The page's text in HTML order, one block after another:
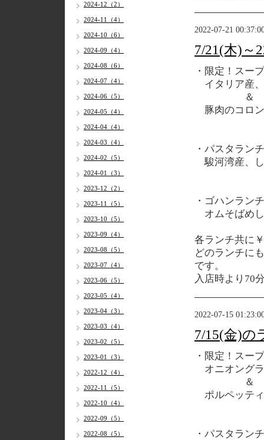
2022-07-21
7/21(木)～
・限定！スー
イタリア産
＆
豚肉のコロ
・パスタランチ
駿河湾産、
・ゴハンランチ
オムそばめし
各ランチ共に
どのランチに
です。
入店時より70
2022-07-15
7/15(金)の
・限定！スー
オニオング
＆
ポルペッテ
・パスタランチ
2024-12（2）
2024-11（4）
2024-10（6）
2024-09（4）
2024-08（6）
2024-07（4）
2024-06（5）
2024-05（4）
2024-04（4）
2024-03（4）
2024-02（5）
2024-01（3）
2023-12（2）
2023-11（5）
2023-10（5）
2023-09（4）
2023-08（5）
2023-07（4）
2023-06（5）
2023-05（4）
2023-04（3）
2023-03（4）
2023-02（5）
2023-01（3）
2022-12（4）
2022-11（5）
2022-10（4）
2022-09（5）
2022-08（5）